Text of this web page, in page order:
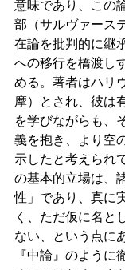
意味であり、この
部（サルヴァース
在論を批判的に継
への移行を橋渡し
める。著者はハリ
摩）とされ、彼は
を学びながらも、
義を抱き、より空
示したと考えられ
の基本的立場は、
性」であり、真に
く、ただ仮に名と
ない、という点に
『中論』のように